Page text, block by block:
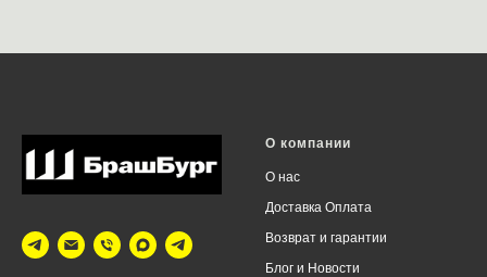
О компании
О нас
Доставка Оплата
Возврат и гарантии
Блог и Новости